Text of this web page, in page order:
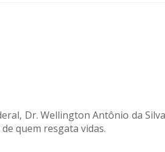
Dr. Wellington Antônio da
quem resgata vidas.